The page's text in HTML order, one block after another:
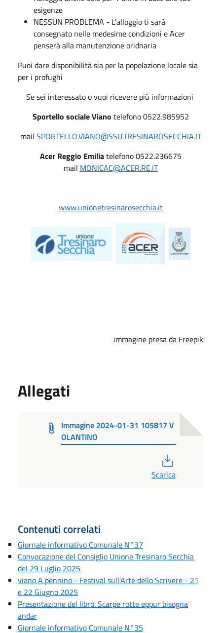
esigenze
NESSUN PROBLEMA - L'alloggio ti sarà
consegnato nelle medesime condizioni e Acer
penserà alla manutenzione oridnaria
Puoi dare disponibilità sia per la popolazione locale sia
per i profughi
Se sei interessato o vuoi ricevere più informazioni
Sportello sociale Viano telefono 0522.985952
mail SPORTELLO.VIANO@SSU.TRESINAROSECCHIA.IT
Acer Reggio Emiliatelefono 0522.236675
mail MONICAC@ACER.RE.IT
www.unionetresinarosecchia.it
immagine presa da Freepik
Allegati
Immagine 2024-01-31 105817 V
OLANTINO
Scarica
Contenuti correlati
Giornale informativo Comunale N°37
Convocazione del Consiglio Unione Tresinaro Secchia
del 29 Luglio 2025
viano A pennino - Festival sull’Arte dello Scrivere - 21
e 22 Giugno 2025
Presentazione del libro: Scarpe rotte eppur bisogna
andar
Giornale informativo Comunale N°35